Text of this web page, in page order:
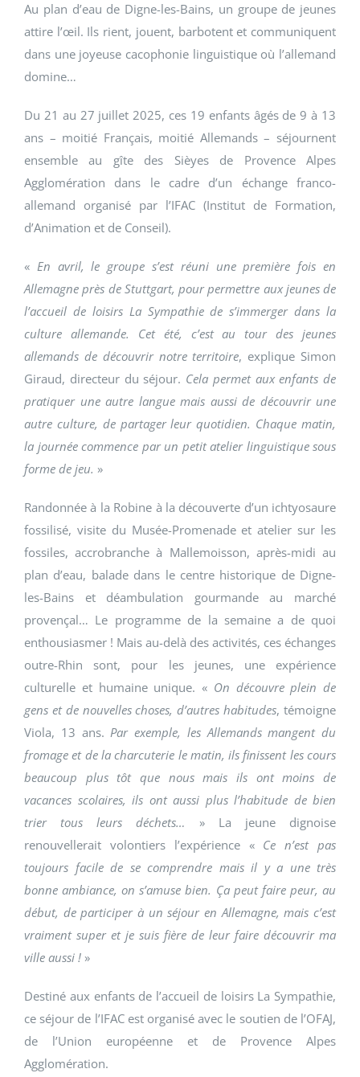
Au plan d’eau de Digne-les-Bains, un groupe de jeunes
attire l’œil. Ils rient, jouent, barbotent et communiquent
dans une joyeuse cacophonie linguistique où l’allemand
domine…
Du 21 au 27 juillet 2025, ces 19 enfants âgés de 9 à 13
ans – moitié Français, moitié Allemands – séjournent
ensemble au gîte des Sièyes de Provence Alpes
Agglomération dans le cadre d’un échange franco-
allemand organisé par l’IFAC (Institut de Formation,
d’Animation et de Conseil).
« En avril, le groupe s’est réuni une première fois en
Allemagne près de Stuttgart, pour permettre aux jeunes de
l’accueil de loisirs La Sympathie de s’immerger dans la
culture allemande. Cet été, c’est au tour des jeunes
allemands de découvrir notre territoire, explique Simon
Giraud, directeur du séjour. Cela permet aux enfants de
pratiquer une autre langue mais aussi de découvrir une
autre culture, de partager leur quotidien. Chaque matin,
la journée commence par un petit atelier linguistique sous
forme de jeu. »
Randonnée à la Robine à la découverte d’un ichtyosaure
fossilisé, visite du Musée-Promenade et atelier sur les
fossiles, accrobranche à Mallemoisson, après-midi au
plan d’eau, balade dans le centre historique de Digne-
les-Bains et déambulation gourmande au marché
provençal… Le programme de la semaine a de quoi
enthousiasmer ! Mais au-delà des activités, ces échanges
outre-Rhin sont, pour les jeunes, une expérience
culturelle et humaine unique. « On découvre plein de
gens et de nouvelles choses, d’autres habitudes, témoigne
Viola, 13 ans.Par exemple, les Allemands mangent du
fromage et de la charcuterie le matin, ils finissent les cours
beaucoup plus tôt que nous mais ils ont moins de
vacances scolaires, ils ont aussi plus l’habitude de bien
trier tous leurs déchets… » La jeune dignoise
renouvellerait volontiers l’expérience « Ce n’est pas
toujours facile de se comprendre mais il y a une très
bonne ambiance, on s’amuse bien. Ça peut faire peur, au
début, de participer à un séjour en Allemagne, mais c’est
vraiment super et je suis fière de leur faire découvrir ma
ville aussi ! »
Destiné aux enfants de l’accueil de loisirs La Sympathie,
ce séjour de l’IFAC est organisé avec le soutien de l’OFAJ,
de l’Union européenne et de Provence Alpes
Agglomération.